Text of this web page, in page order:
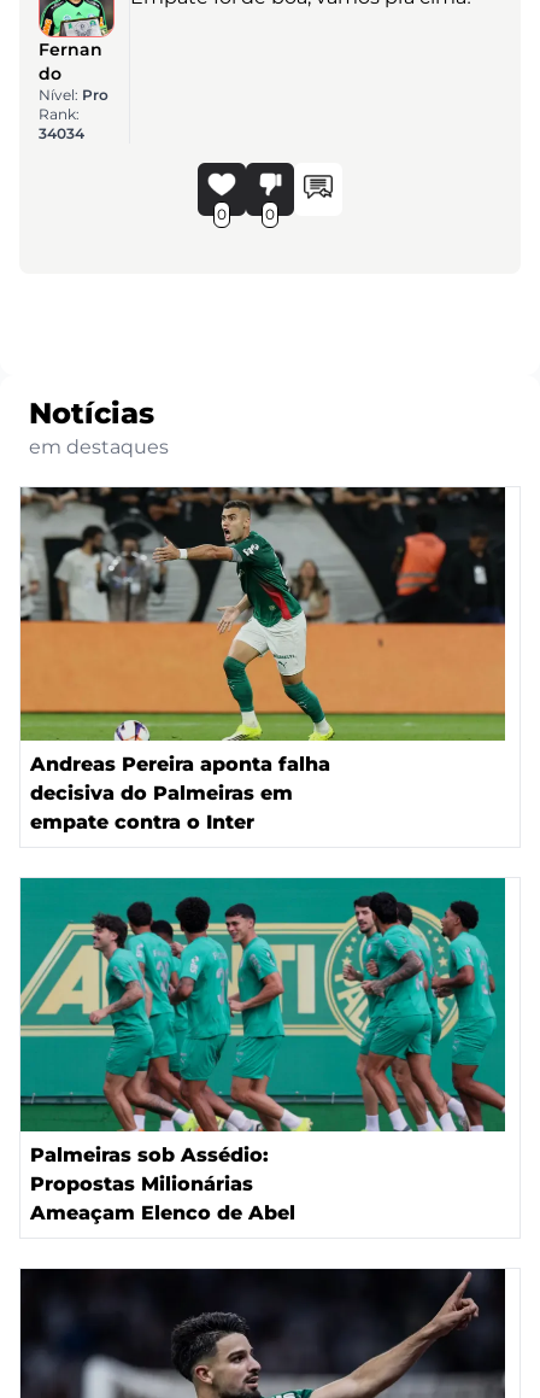
Fernan
do
Nível: Pro
Rank:
34034
0 0
Notícias
em destaques
Andreas Pereira aponta falha
decisiva do Palmeiras em
empate contra o Inter
Palmeiras sob Assédio:
Propostas Milionárias
Ameaçam Elenco de Abel